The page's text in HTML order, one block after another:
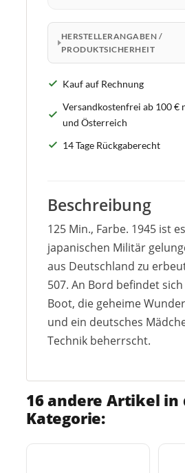
HERSTELLERANGABEN /
PRODUKTSICHERHEIT
Kauf auf Rechnung
Versandkostenfrei ab 100 €
und Österreich
14 Tage Rückgaberecht
Beschreibung
125 Min., Farbe. 1945 ist
japanischen Militär
aus Deutschland zu
507. An Bord befindet
Boot, die geheime
und ein deutsches
Technik beherrscht.
16 andere Artikel in
Kategorie: